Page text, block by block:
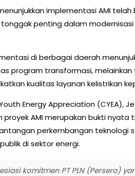
implementasi AMI telah
penting dalam
di berbagai daerah
program transformasi,
kualitas layanan kelistrikan
Energy Appreciation (CYEA),
proyek AMI merupakan bukti nyata
perkembangan teknologi
di sektor energi.
komitmen PT PLN (Persero)